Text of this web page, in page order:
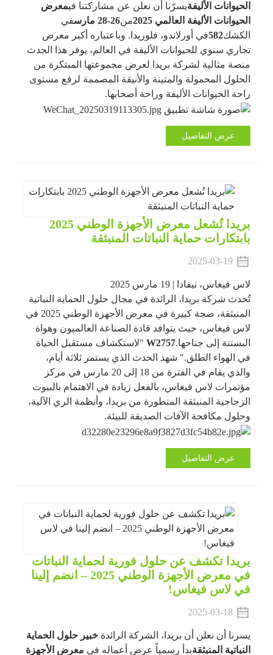
الحيوانات الأليفةيسرّنا أن نعلن عن مشاركتنا فيمعرض
الحيوانات الأليفة العالمي 2025
من26-28 مارس
في
الكشك582في أورلاندو، فلوريدا. وباعتباره أكبر معرض
تجاري سنوي للحيوانات الأليفة في العالم، يوفر هذا الحدث
منصة مثالية لشركة بريدا لعرض مجموعتها المبتكرة من
الحلول المحمولة والمتينة والأنيقة المصممة لرفع مستوى
راحة الحيوانات الأليفة وراحة أصحابها.
عرض التفاصيل
بريدا تُشعل معرض الأجهزة الوطني 2025
بابتكارات حماية النباتات المنبثقة
2025-03-19
لاس فيغاس، نيفادا | 19 مارس 2025
تُحدث شركة بريدا، الرائدة في مجال حلول الحماية النباتية
المنبثقة، ضجة كبيرة في معرض الأجهزة الوطني 2025 في
لاس فيغاس، حيث يتوافد قادة الصناعة العالميون وهواة
البستنة إلى جناحها.W2757"لاستكشاف مستقبل الحياة
في الهواء الطلق." شهد الحدث الذي يستمر ثلاثة أيام،
والذي يقام في الفترة من 18 إلى 20 مارس في مركز
مؤتمرات لاس فيغاس، بالفعل زيادة في الاهتمام بالبيوت
الزجاجية المنبثقة المتطورة من بريدا، وأنظمة الري الآلية،
وحلول مكافحة الآفات الصديقة للبيئة.
عرض التفاصيل
بريدا تكشف عن حلول فورية لحماية النباتات
في معرض الأجهزة الوطني 2025 – انضم إلينا
في لاس فيغاس!
2025-03-18
يسرنا أن نعلن أن بريدا، الشركة الرائدة خبير حلول الحماية
النباتية المنبثقةبدأ رسمياً عرض أعماله في معرض الأجهزة